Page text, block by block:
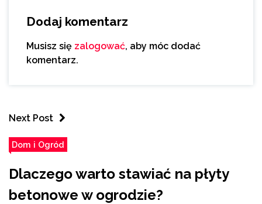
Dodaj komentarz
Musisz się zalogować, aby móc dodać
komentarz.
Next Post
Dom i Ogród
Dlaczego warto stawiać na płyty
betonowe w ogrodzie?